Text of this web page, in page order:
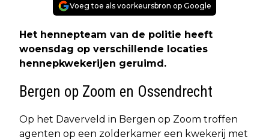
Voeg toe als voorkeursbron op Google
Het hennepteam van de politie heeft
woensdag op verschillende locaties
hennepkwekerijen geruimd.
Bergen op Zoom en Ossendrecht
Op het Daverveld in Bergen op Zoom troffen
agenten op een zolderkamer een kwekerij met